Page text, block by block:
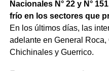
Nacionales N° 22 y N°
frío en los sectores que
En los últimos días, las
adelante en General Roca,
Chichinales y Guerrico.